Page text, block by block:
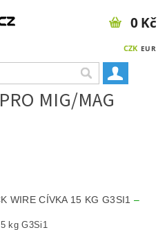
CZK EUR
0 Kč
MIG/MAG
WIRE CÍVKA 15 KG G3SI1 –
kg G3Si1